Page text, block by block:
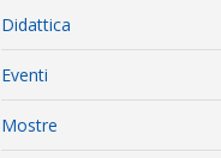
Didattica
Eventi
Mostre